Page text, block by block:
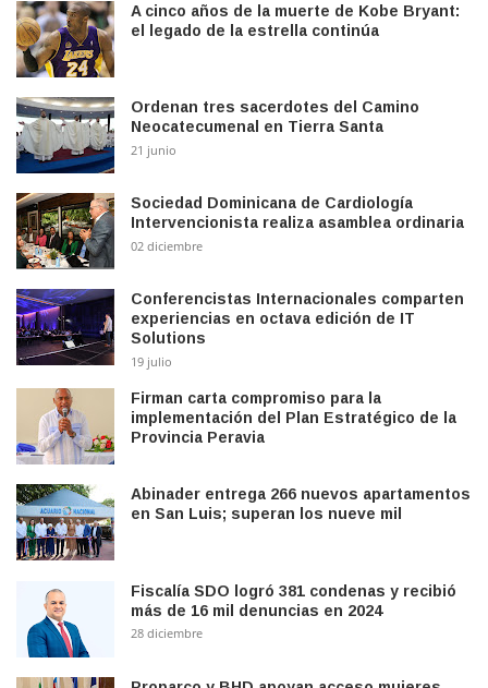
A cinco años de la muerte de Kobe Bryant:
el legado de la estrella continúa
Ordenan tres sacerdotes del Camino
Neocatecumenal en Tierra Santa
21 junio
Sociedad Dominicana de Cardiología
Intervencionista realiza asamblea ordinaria
02 diciembre
Conferencistas Internacionales comparten
experiencias en octava edición de IT
Solutions
19 julio
Firman carta compromiso para la
implementación del Plan Estratégico de la
Provincia Peravia
Abinader entrega 266 nuevos apartamentos
en San Luis; superan los nueve mil
Fiscalía SDO logró 381 condenas y recibió
más de 16 mil denuncias en 2024
28 diciembre